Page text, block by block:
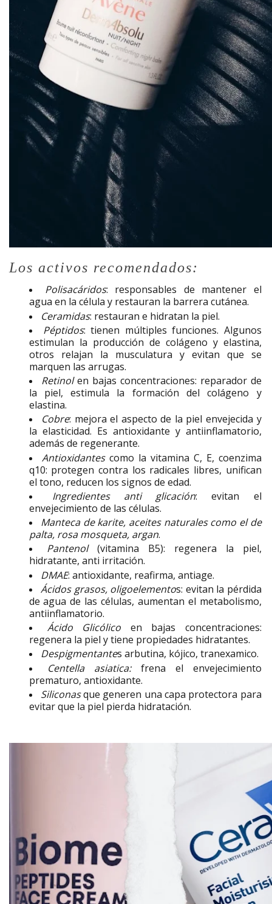
Los activos recomendados:
Polisacáridos: responsables de mantener el
agua en la célula y restauran la barrera cutánea.
Ceramidas: restauran e hidratan la piel.
Péptidos: tienen múltiples funciones. Algunos
estimulan la producción de colágeno y elastina,
otros relajan la musculatura y evitan que se
marquen las arrugas.
Retinolen bajas concentraciones: reparador de
la piel, estimula la formación del colágeno y
elastina.
Cobre: mejora el aspecto de la piel envejecida y
la elasticidad. Es antioxidante y antiinflamatorio,
además de regenerante.
Antioxidantescomo la vitamina C, E, coenzima
q10: protegen contra los radicales libres, unifican
el tono, reducen los signos de edad.
Ingredientes anti glicación: evitan el
envejecimiento de las células.
Manteca de karite, aceites naturales como el de
palta, rosa mosqueta, argan.
Pantenol(vitamina B5): regenera la piel,
hidratante, anti irritación.
DMAE: antioxidante, reafirma, antiage.
Ácidos grasos, oligoelementos: evitan la pérdida
de agua de las células, aumentan el metabolismo,
antiinflamatorio.
Ácido Glicólico en bajas concentraciones:
regenera la piel y tiene propiedades hidratantes.
Despigmentantes arbutina, kójico, tranexamico.
Centella asiatica:frena el envejecimiento
prematuro, antioxidante.
Siliconasque generen una capa protectora para
evitar que la piel pierda hidratación.